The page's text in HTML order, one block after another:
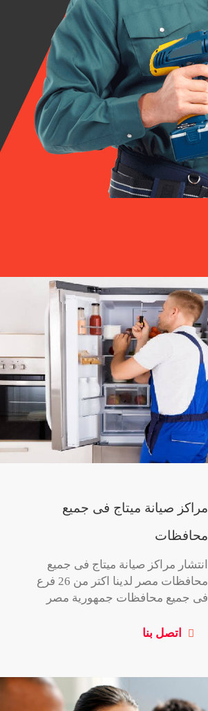
مراكز صيانة ميتاج فى جميع
محافظات
انتشار مراكز صيانة ميتاج فى جميع
محافظات مصر لدينا اكتر من 26 فرع
فى جميع محافظات جمهورية مصر